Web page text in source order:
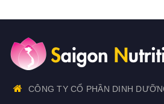
Nhóm acid béo mạch trung (MCFA)
Nhóm Probiotic (men vi sinh)
CÔNG TY CỔ PHẦN DINH